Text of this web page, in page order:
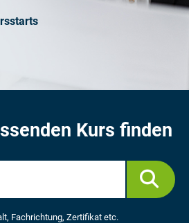
Kurs finden
Fachrichtung, Zertifikat etc.